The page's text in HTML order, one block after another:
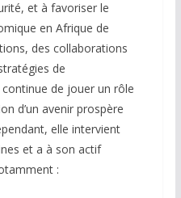
et à favoriser le
en Afrique de
des collaborations
de
de jouer un rôle
d’un avenir prospère
elle intervient
et a à son actif
: